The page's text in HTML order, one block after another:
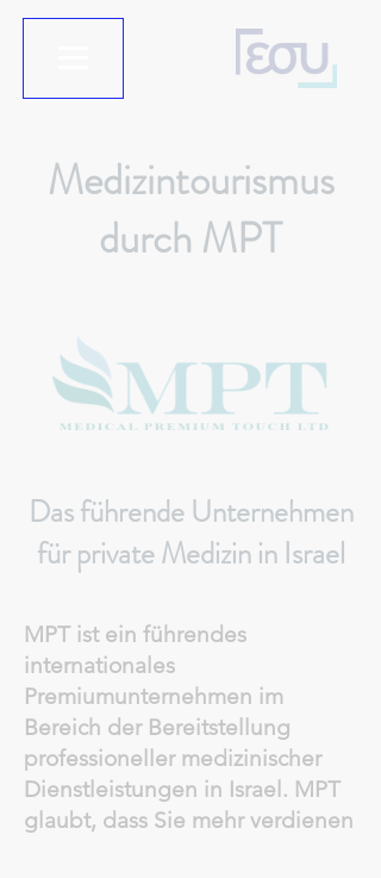
Medizintourismus
durch MPT
Das führende Unternehmen
für private Medizin in Israel
MPT ist ein führendes
internationales
Premiumunternehmen im
Bereich der Bereitstellung
professioneller medizinischer
Dienstleistungen in Israel. MPT
glaubt, dass Sie mehr verdienen